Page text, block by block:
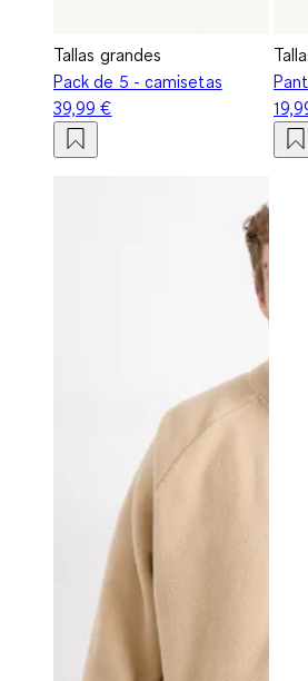
Tallas grandes
Pack de 5 - camisetas
39,99 €